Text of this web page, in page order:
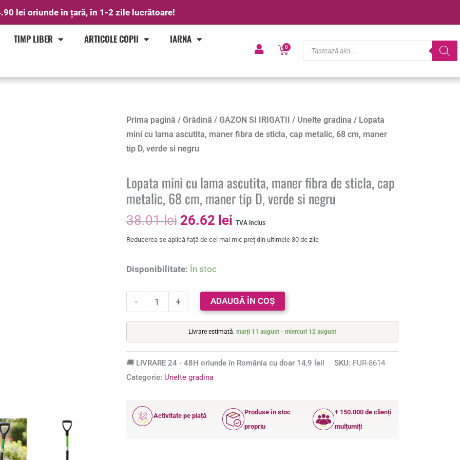
lei oriunde în țară, în 1-2 zile lucrătoare!
TIMP LIBER ARTICOLE COPII
IARNA
0
Cart
Products
search
Prima pagină /Grădină /GAZON SI IRIGATII / Unelte gradina / Lopata
mini cu lama ascutita, maner fibra de sticla, cap metalic, 68 cm, maner
tip D, verde si negru
Lopata mini cu lama ascutita, maner fibra de sticla, cap
metalic, 68 cm, maner tip D, verde si negru
38.01lei
Prețul
inițial
a
38.01 lei.
26.62 lei
Prețul
curent
TVA inclus
Reducerea se aplică față de cel mai mic preț din ultimele 30 de zile
Disponibilitate: În stoc
-
Cantitate
Lopata
mini
lama
ascutita,
maner
fibra
de
cap
68
maner
D,
verde
si
+ ADAUGĂ ÎN COȘ
Livrare estimată:marți 11 august - miercuri 12 august
🚚 LIVRARE 24 - 48H oriunde în România cu doar 14,9 lei! SKU: FUR-8614
Categorie: Unelte gradina
12
ANI
Activitate pe piață
Produse în stoc
propriu
+ 150.000 de clienți
mulțumiți